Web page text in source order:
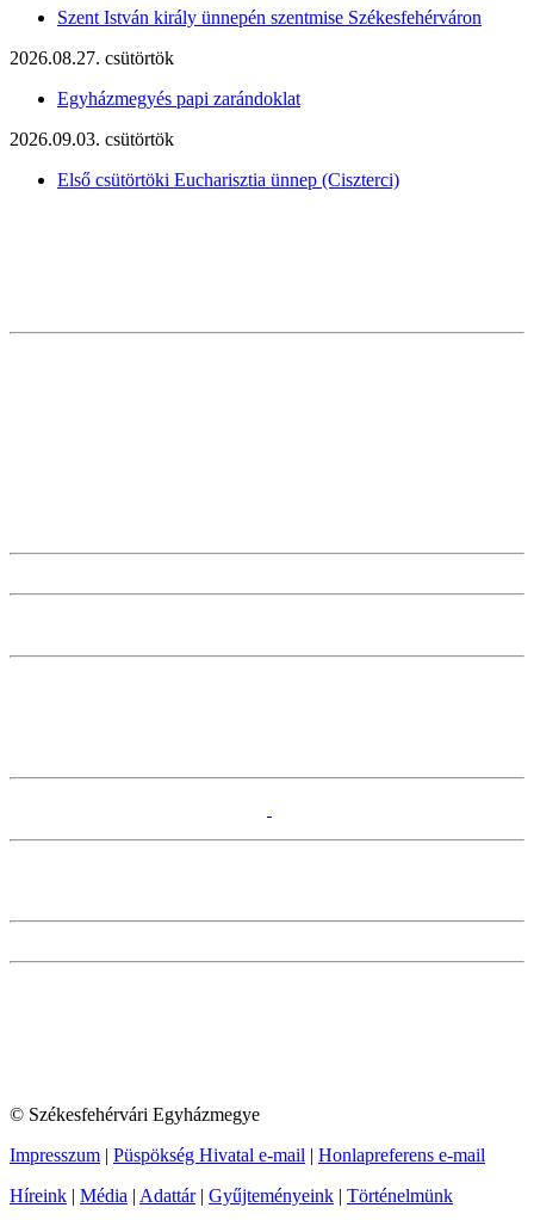
Szent István király ünnepén szentmise Székesfehérváron
2026.08.27. csütörtök
Egyházmegyés papi zarándoklat
2026.09.03. csütörtök
Első csütörtöki Eucharisztia ünnep (Ciszterci)
© Székesfehérvári Egyházmegye
Impresszum | Püspökség Hivatal e-mail | Honlapreferens e-mail
Híreink | Média | Adattár| Gyűjteményeink | Történelmünk